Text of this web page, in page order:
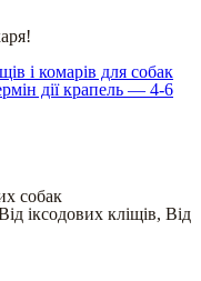
і комарів для собак
дії крапель — 4-6
собак
іксодових кліщів, Від